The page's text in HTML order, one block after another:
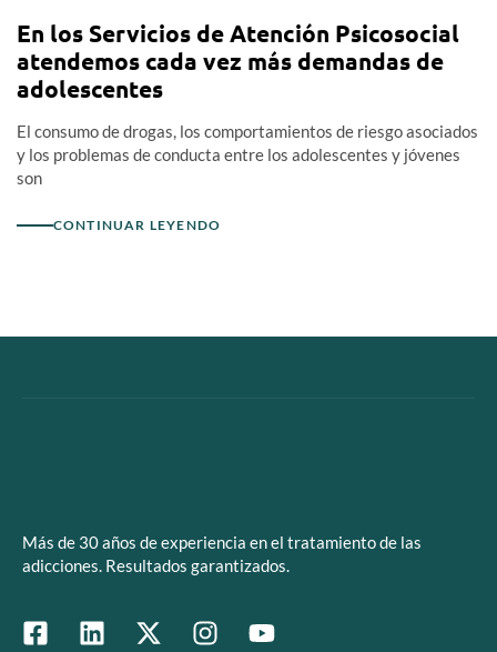
En los Servicios de Atención Psicosocial
atendemos cada vez más demandas de
adolescentes
El consumo de drogas, los comportamientos de riesgo asociados
y los problemas de conducta entre los adolescentes y jóvenes
son
CONTINUAR LEYENDO
Más de 30 años de experiencia en el tratamiento de las
adicciones. Resultados garantizados.